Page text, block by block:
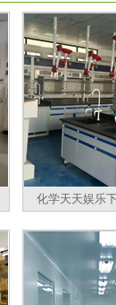
化学天天娱乐